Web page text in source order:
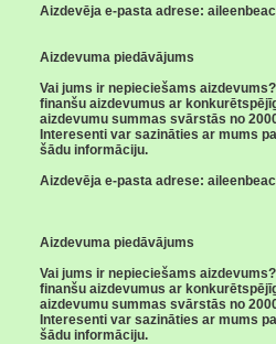
Aizdevēja e-pasta adrese:
Aizdevuma piedāvājums
Vai jums ir nepieciešams
finanšu aizdevumus ar
aizdevumu summas svārstās no
Interesenti var sazināties ar mums
šādu informāciju.
Aizdevēja e-pasta adrese:
Aizdevuma piedāvājums
Vai jums ir nepieciešams
finanšu aizdevumus ar
aizdevumu summas svārstās no
Interesenti var sazināties ar mums
šādu informāciju.